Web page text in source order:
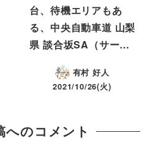
台、待機エリアもあ
る、中央自動車道 山梨
県 談合坂SA（サー…
有村 好人
2021/10/26(火)
へのコメント